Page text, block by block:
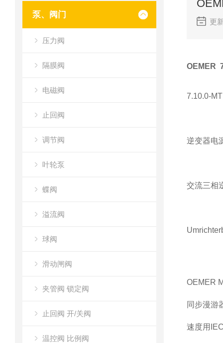
泵、阀门
压力阀
隔膜阀
电磁阀
止回阀
调节阀
叶轮泵
蝶阀
溢流阀
球阀
滑动闸阀
夹管阀 锁定阀
止回阀 开/关阀
温控阀 比例阀
更
OEMER
7.10.0-
逆变器电
交流三相
OEMER
同步漫游
速度用